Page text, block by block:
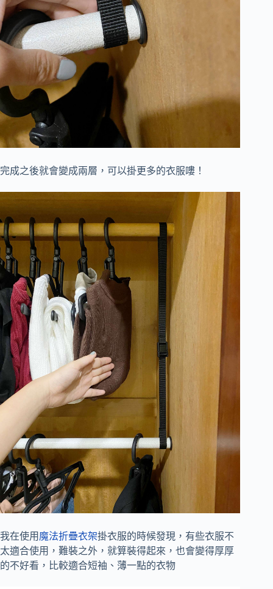
完成之後就會變成兩層，可以掛更多的衣服嘍！
我在使用 魔法折疊衣架掛衣服的時候發現，有些衣服不
太適合使用，難裝之外，就算裝得起來，也會變得厚厚
的不好看，比較適合短袖、薄一點的衣物